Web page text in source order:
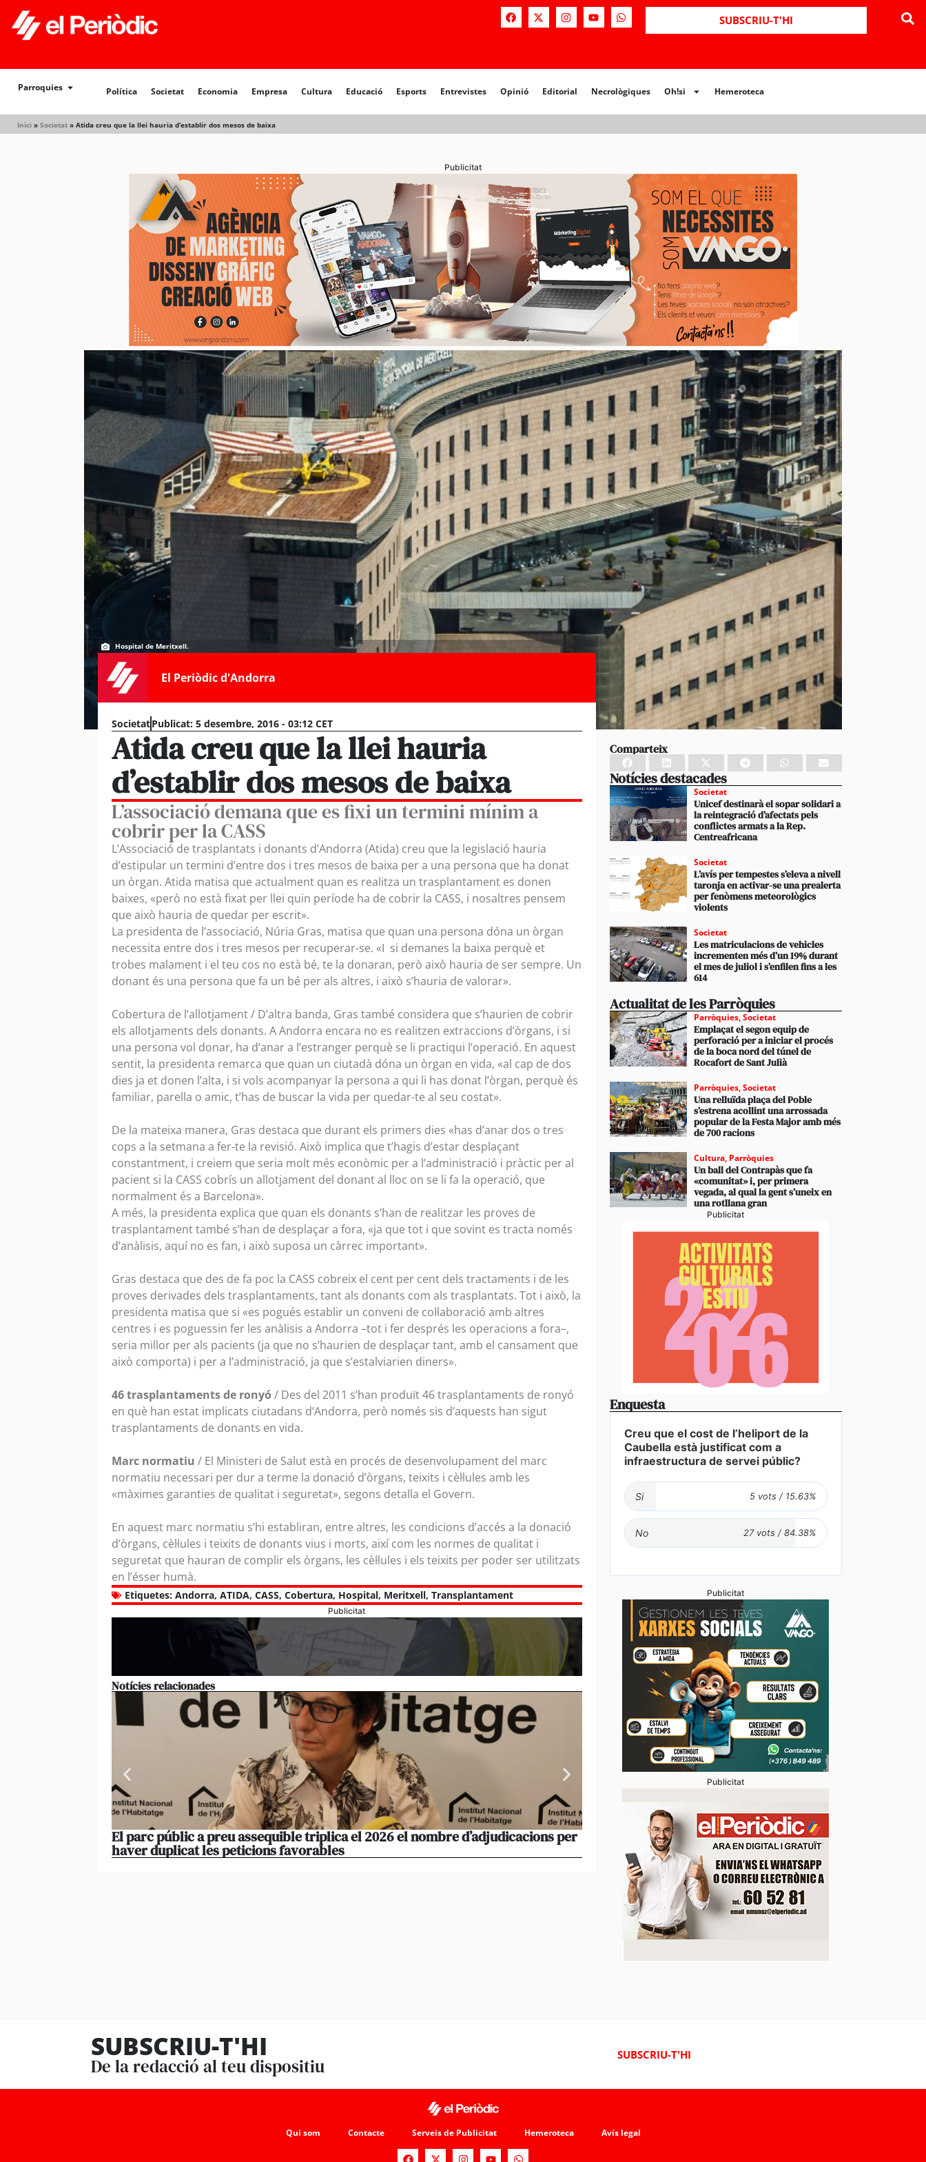
SUBSCRIU-T'HI
Parroquies Política Societat Economia Empresa Cultura Educació Esports Entrevistes Opinió Editorial Necrològiques Oh!si Hemeroteca
Inici » Societat » Atida creu que la llei hauria d’establir dos mesos de baixa
Política Societat Opinió Editorial Necrològiques Hemeroteca
Publicitat
Hospital de Meritxell.
El Periòdic d'Andorra
SocietatPublicat: 5 desembre, 2016 - 03:12 CET
Atida creu que la llei hauria
d’establir dos mesos de baixa
L’associació demana que es fixi un termini mínim a
cobrir per la CASS
L’Associació de trasplantats i donants d’Andorra (Atida) creu que la legislació hauria
d’estipular un termini d’entre dos i tres mesos de baixa per a una persona que ha donat
un òrgan. Atida matisa que actualment quan es realitza un trasplantament es donen
baixes, «però no està fixat per llei quin període ha de cobrir la CASS, i nosaltres pensem
que això hauria de quedar per escrit».
La presidenta de l’associació, Núria Gras, matisa que quan una persona dóna un òrgan
necessita entre dos i tres mesos per recuperar-se. «I si demanes la baixa perquè et
trobes malament i el teu cos no està bé, te la donaran, però això hauria de ser sempre. Un
donant és una persona que fa un bé per als altres, i això s’hauria de valorar».
Cobertura de l’allotjament / D’altra banda, Gras també considera que s’haurien de cobrir
els allotjaments dels donants. A Andorra encara no es realitzen extraccions d’òrgans, i si
una persona vol donar, ha d’anar a l’estranger perquè se li practiqui l’operació. En aquest
sentit, la presidenta remarca que quan un ciutadà dóna un òrgan en vida, «al cap de dos
dies ja et donen l’alta, i si vols acompanyar la persona a qui li has donat l’òrgan, perquè és
familiar, parella o amic, t’has de buscar la vida per quedar-te al seu costat».
De la mateixa manera, Gras destaca que durant els primers dies «has d’anar dos o tres
cops a la setmana a fer-te la revisió. Això implica que t’hagis d’estar desplaçant
constantment, i creiem que seria molt més econòmic per a l’administració i pràctic per al
pacient si la CASS cobrís un allotjament del donant al lloc on se li fa la operació, que
normalment és a Barcelona».
A més, la presidenta explica que quan els donants s’han de realitzar les proves de
trasplantament també s’han de desplaçar a fora, «ja que tot i que sovint es tracta només
d’anàlisis, aquí no es fan, i això suposa un càrrec important».
Gras destaca que des de fa poc la CASS cobreix el cent per cent dels tractaments i de les
proves derivades dels trasplantaments, tant als donants com als trasplantats. Tot i això, la
presidenta matisa que si «es pogués establir un conveni de col·laboració amb altres
centres i es poguessin fer les anàlisis a Andorra –tot i fer després les operacions a fora–,
seria millor per als pacients (ja que no s’haurien de desplaçar tant, amb el cansament que
això comporta) i per a l’administració, ja que s’estalviarien diners».
46 trasplantaments de ronyó / Des del 2011 s’han produït 46 trasplantaments de ronyó
en què han estat implicats ciutadans d’Andorra, però només sis d’aquests han sigut
trasplantaments de donants en vida.
Marc normatiu / El Ministeri de Salut està en procés de desenvolupament del marc
normatiu necessari per dur a terme la donació d’òrgans, teixits i cèl·lules amb les
«màximes garanties de qualitat i seguretat», segons detalla el Govern.
En aquest marc normatiu s’hi establiran, entre altres, les condicions d’accés a la donació
d’òrgans, cèl·lules i teixits de donants vius i morts, així com les normes de qualitat i
seguretat que hauran de complir els òrgans, les cèl·lules i els teixits per poder ser utilitzats
en l’ésser humà.
Etiquetes: Andorra, ATIDA, CASS, Cobertura, Hospital, Meritxell, Transplantament
Publicitat
Notícies relacionades
El parc públic a preu assequible triplica el 2026 el nombre d’adjudicacions per
haver duplicat les peticions favorables
La compravenda d’immobles baixa gairebé un 12%
operacions retrocedeix un 17,3%
Comparteix
Notícies destacades
Societat
Unicef destinarà el sopar solidari a
la reintegració d’afectats pels
conflictes armats a la Rep.
Centreafricana
Societat
L’avís per tempestes s’eleva a nivell
taronja en activar-se una prealerta
per fenòmens meteorològics
violents
Societat
Les matriculacions de vehicles
incrementen més d’un 19% durant
el mes de juliol i s’enfilen fins a les
614
Actualitat de les Parròquies
Parròquies,Societat
Emplaçat el segon equip de
perforació per a iniciar el procés
de la boca nord del túnel de
Rocafort de Sant Julià
Parròquies,Societat
Una relluïda plaça del Poble
s’estrena acollint una arrossada
popular de la Festa Major amb més
de 700 racions
Cultura, Parròquies
Un ball del Contrapàs que fa
«comunitat» i, per primera
vegada, al qual la gent s’uneix en
una rotllana gran
Publicitat
Enquesta
Creu que el cost de l’heliport de la
Caubella està justificat com a
infraestructura de servei públic?
Si
No
Publicitat
Publicitat
SUBSCRIU-T'HI
De la redacció al teu dispositiu
SUBSCRIU-T'HI
Qui som Contacte Serveis de Publicitat Hemeroteca Avís legal